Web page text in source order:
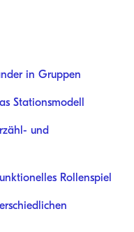
in Gruppen
Stationsmodell
und
Rollenspiel